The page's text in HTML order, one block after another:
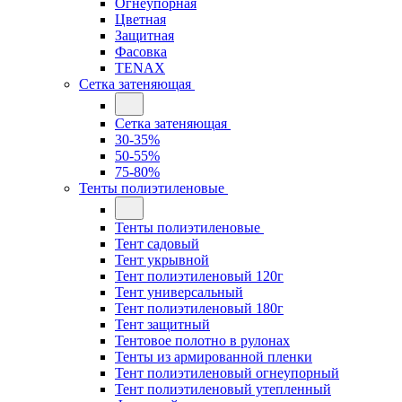
Огнеупорная
Цветная
Защитная
Фасовка
TENAX
Сетка затеняющая
Сетка затеняющая
30-35%
50-55%
75-80%
Тенты полиэтиленовые
Тенты полиэтиленовые
Тент садовый
Тент укрывной
Тент полиэтиленовый 120г
Тент универсальный
Тент полиэтиленовый 180г
Тент защитный
Тентовое полотно в рулонах
Тенты из армированной пленки
Тент полиэтиленовый огнеупорный
Тент полиэтиленовый утепленный